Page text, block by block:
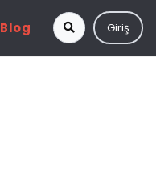
Blog Giriş